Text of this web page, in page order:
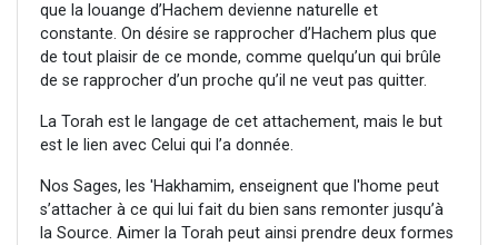
que la louange d’Hachem devienne naturelle et
constante. On désire se rapprocher d’Hachem plus que
de tout plaisir de ce monde, comme quelqu’un qui brûle
de se rapprocher d’un proche qu’il ne veut pas quitter.
La Torah est le langage de cet attachement, mais le but
est le lien avec Celui qui l’a donnée.
Nos Sages, les 'Hakhamim, enseignent que l'home peut
s’attacher à ce qui lui fait du bien sans remonter jusqu’à
la Source. Aimer la Torah peut ainsi prendre deux formes